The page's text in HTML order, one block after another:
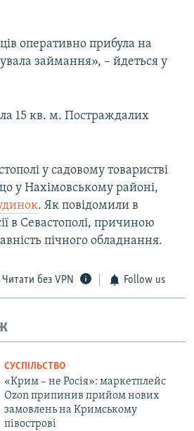
оперативно прибула на
займання», – йдеться у
15 кв. м. Постраждалих
у садовому товаристві
у Нахімовському районі,
. Як повідомили в
в Севастополі, причиною
пічного обладнання.
Читати без VPN Follow us
СУСПІЛЬСТВО
«Крим – не Росія»: маркетплейс
Ozon припинив прийом нових
замовлень на Кримському
півострові